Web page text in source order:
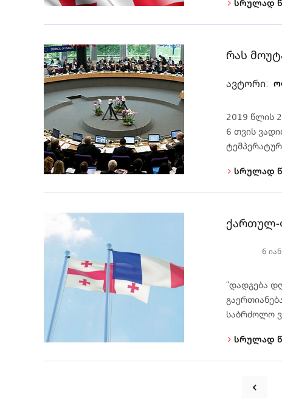
სრულად
რას
ავტორი:
2019 წლის
6 თვის
სრულად
ქართულ-
6
"დადგება
საბრძოლო
სრულად